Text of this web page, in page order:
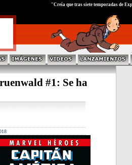
"Creía que tras siete temporadas de
#1: Se ha